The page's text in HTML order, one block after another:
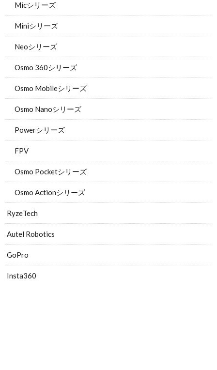
Micシリーズ
Miniシリーズ
Neoシリーズ
Osmo 360シリーズ
Osmo Mobileシリーズ
Osmo Nanoシリーズ
Powerシリーズ
FPV
Osmo Pocketシリーズ
Osmo Actionシリーズ
RyzeTech
Autel Robotics
GoPro
Insta360